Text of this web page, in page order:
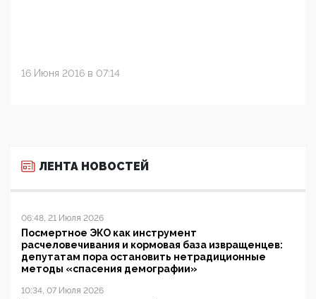
16 Июня 2016 в 07:14
ЛЕНТА НОВОСТЕЙ
06:48, 21 Июля 2026
Посмертное ЭКО как инструмент
расчеловечивания и кормовая база извращенцев:
депутатам пора остановить нетрадиционные
методы «спасения демографии»
10:34, 07 Июля 2026